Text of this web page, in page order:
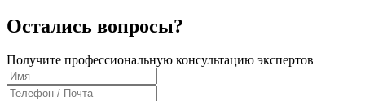
Остались вопросы?
Получите профессиональную консультацию экспертов